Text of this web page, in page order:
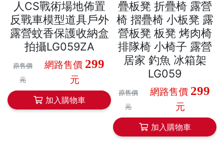
人CS戰術場地佈置
反戰車模型道具戶外
露營蚊香保護收納盒
拍攝LG059ZA
原售價
元
網路售價 299
元
加入購物車
疊板凳 折疊椅 露營
椅 摺疊椅 小板凳 露
營板凳 板凳 烤肉椅
排隊椅 小椅子 露營
居家 釣魚 冰箱架
LG059
原售價
元
網路售價 299
元
加入購物車